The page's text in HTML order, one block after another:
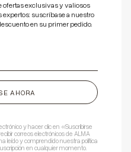
ofertas exclusivas y valiosos
suscríbase a nuestro
en su primer pedido.
AHORA
y hacer clic en «Suscribirse
correos electrónicos de ALMA
leído y comprendido nuestra política
en cualquier momento.